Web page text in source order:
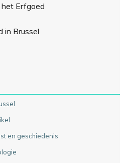
Erfgoed
in Brussel
en geschiedenis